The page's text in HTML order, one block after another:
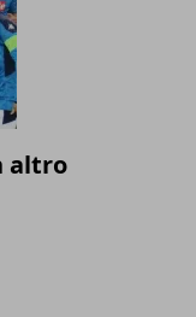
altro